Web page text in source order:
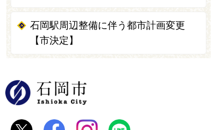
石岡駅周辺整備に伴う都市計画変更
【市決定】